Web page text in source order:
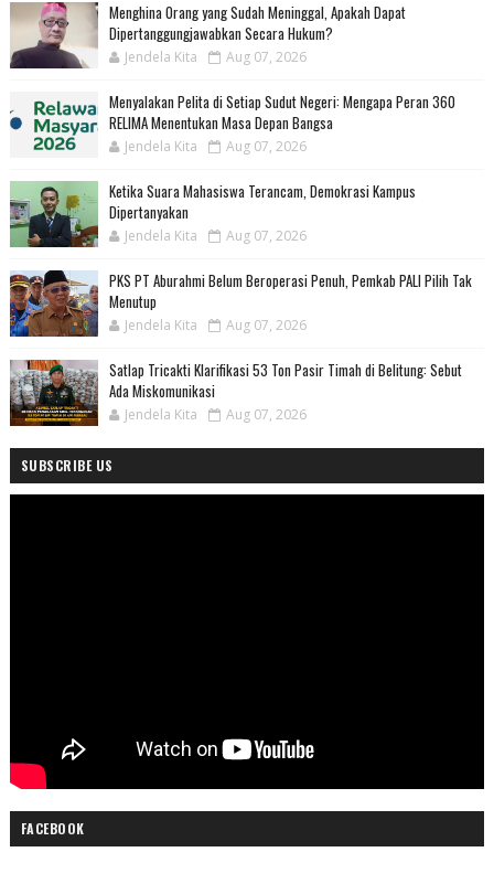
Menghina Orang yang Sudah Meninggal, Apakah Dapat
Dipertanggungjawabkan Secara Hukum?
Jendela Kita Aug 07, 2026
Menyalakan Pelita di Setiap Sudut Negeri: Mengapa Peran 360
RELIMA Menentukan Masa Depan Bangsa
Jendela Kita Aug 07, 2026
Ketika Suara Mahasiswa Terancam, Demokrasi Kampus
Dipertanyakan
Jendela Kita Aug 07, 2026
PKS PT Aburahmi Belum Beroperasi Penuh, Pemkab PALI Pilih Tak
Menutup
Jendela Kita Aug 07, 2026
Satlap Tricakti Klarifikasi 53 Ton Pasir Timah di Belitung: Sebut
Ada Miskomunikasi
Jendela Kita Aug 07, 2026
SUBSCRIBE US
FACEBOOK